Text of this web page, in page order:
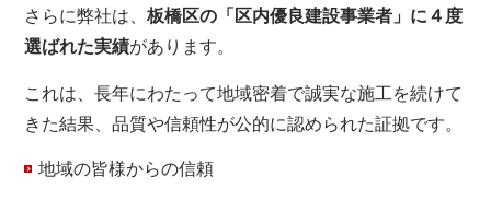
さらに弊社は、板橋区の「区内優良建設事業者」に４度
選ばれた実績があります。
これは、長年にわたって地域密着で誠実な施工を続けて
きた結果、品質や信頼性が公的に認められた証拠です。
地域の皆様からの信頼